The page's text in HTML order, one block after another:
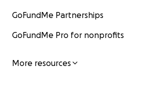
GoFundMe Partnerships
GoFundMe Pro for nonprofits
More resources